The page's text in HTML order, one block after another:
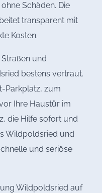
Schäden. Die
transparent mit
Kosten.
und
bestens vertraut.
Parkplatz, zum
Ihre Haustür im
die Hilfe sofort und
Wildpoldsried und
und seriöse
Wildpoldsried auf